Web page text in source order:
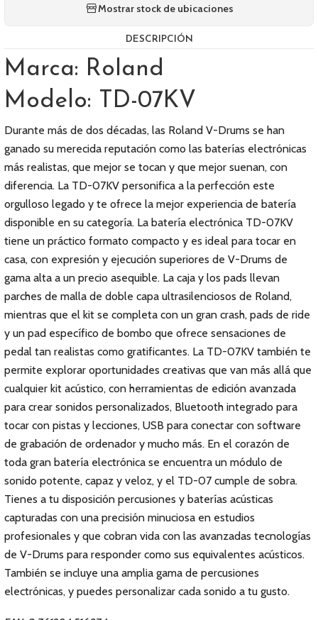
Mostrar stock de ubicaciones
DESCRIPCIÓN
Marca: Roland
Modelo: TD-07KV
Durante más de dos décadas, las Roland V-Drums se han
ganado su merecida reputación como las baterías electrónicas
más realistas, que mejor se tocan y que mejor suenan, con
diferencia. La TD-07KV personifica a la perfección este
orgulloso legado y te ofrece la mejor experiencia de batería
disponible en su categoría. La batería electrónica TD-07KV
tiene un práctico formato compacto y es ideal para tocar en
casa, con expresión y ejecución superiores de V-Drums de
gama alta a un precio asequible. La caja y los pads llevan
parches de malla de doble capa ultrasilenciosos de Roland,
mientras que el kit se completa con un gran crash, pads de ride
y un pad específico de bombo que ofrece sensaciones de
pedal tan realistas como gratificantes. La TD-07KV también te
permite explorar oportunidades creativas que van más allá que
cualquier kit acústico, con herramientas de edición avanzada
para crear sonidos personalizados, Bluetooth integrado para
tocar con pistas y lecciones, USB para conectar con software
de grabación de ordenador y mucho más. En el corazón de
toda gran batería electrónica se encuentra un módulo de
sonido potente, capaz y veloz, y el TD-07 cumple de sobra.
Tienes a tu disposición percusiones y baterías acústicas
capturadas con una precisión minuciosa en estudios
profesionales y que cobran vida con las avanzadas tecnologías
de V-Drums para responder como sus equivalentes acústicos.
También se incluye una amplia gama de percusiones
electrónicas, y puedes personalizar cada sonido a tu gusto.